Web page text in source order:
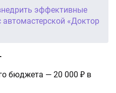
эффективные
автомастерской «Доктор
бюджета — 20 000 ₽ в